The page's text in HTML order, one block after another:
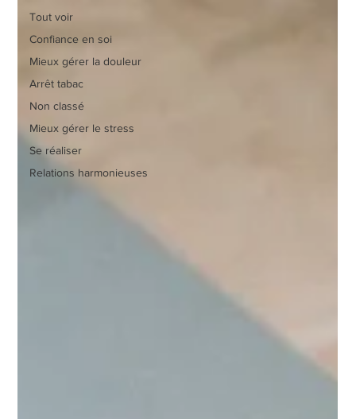
Tout voir
Confiance en soi
Mieux gérer la douleur
Arrêt tabac
Non classé
Mieux gérer le stress
Se réaliser
Relations harmonieuses